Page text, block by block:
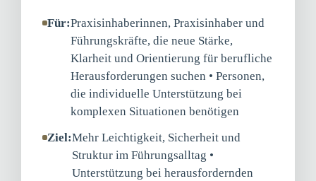
Für:Praxisinhaberinnen, Praxisinhaber und
Führungskräfte, die neue Stärke,
Klarheit und Orientierung für berufliche
Herausforderungen suchen • Personen,
die individuelle Unterstützung bei
komplexen Situationen benötigen
Ziel:Mehr Leichtigkeit, Sicherheit und
Struktur im Führungsalltag •
Unterstützung bei herausfordernden